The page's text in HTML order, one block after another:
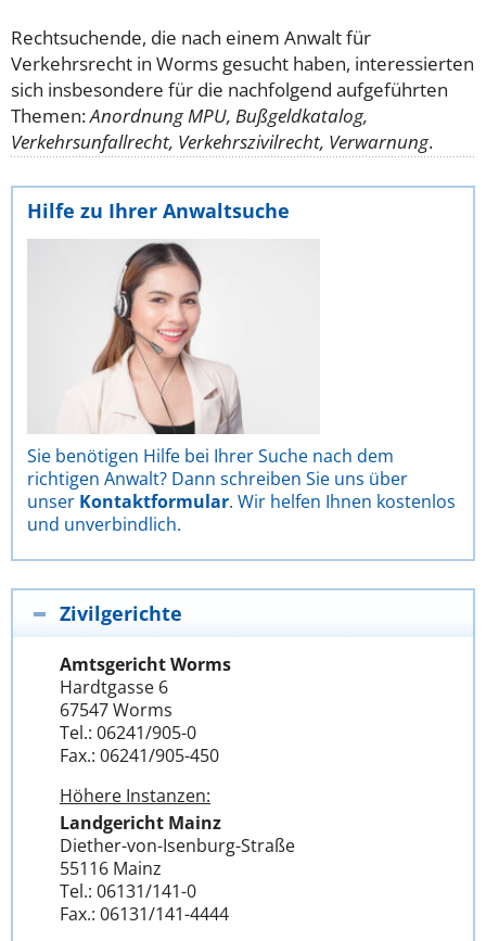
Rechtsuchende, die nach einem Anwalt für
Verkehrsrecht in Worms gesucht haben, interessierten
sich insbesondere für die nachfolgend aufgeführten
Themen:Anordnung MPU, Bußgeldkatalog,
Verkehrsunfallrecht, Verkehrszivilrecht, Verwarnung.
Hilfe zu Ihrer Anwaltsuche
Sie benötigen Hilfe bei Ihrer Suche nach dem
richtigen Anwalt? Dann schreiben Sie uns über
unser Kontaktformular. Wir helfen Ihnen kostenlos
und unverbindlich.
Zivilgerichte
Amtsgericht Worms
Hardtgasse 6
67547 Worms
Tel.: 06241/905-0
Fax.: 06241/905-450
Höhere Instanzen:
Landgericht Mainz
Diether-von-Isenburg-Straße
55116 Mainz
Tel.: 06131/141-0
Fax.: 06131/141-4444